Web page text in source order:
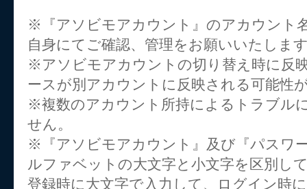
※『アソビモアカウント』のアカウント
自身にてご確認、管理をお願いいたしま
※アソビモアカウントの切り替え時に反
ースが別アカウントに反映される可能性
※複数のアカウント所持によるトラブル
せん。
※『アソビモアカウント』及び『パスワ
ルファベットの大文字と小文字を区別し
登録時に大文字で入力して、ログイン時